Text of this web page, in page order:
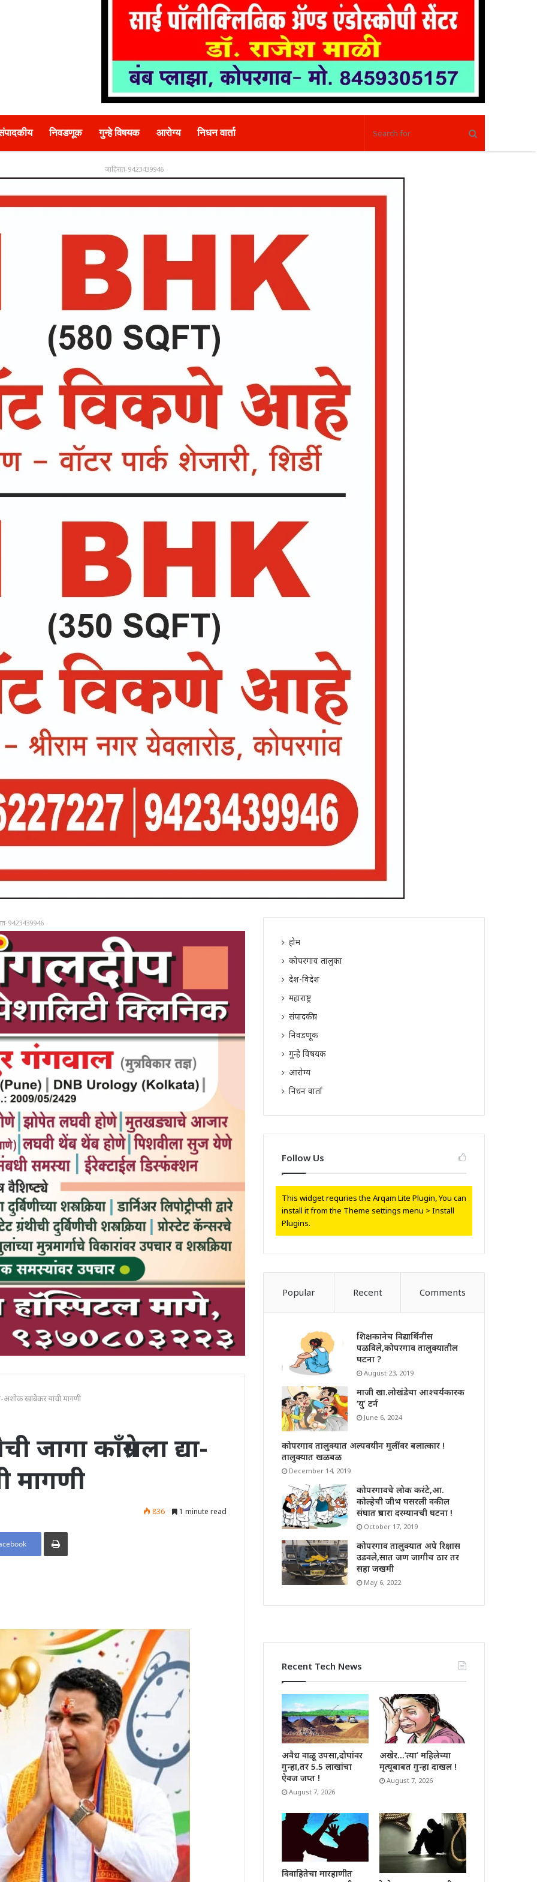
निवडणूक गुन्हे विषयक आरोग्य निधन वार्ता
जाहिरात-9423439946
9423439946
अशोक खांबेकर यांची मागणी
जागा काँग्रेसला द्या-
मागणी
836 1 minute read
Print
होम
कोपरगाव तालुका
देश-विदेश
महाराष्ट्र
संपादकीय
निवडणूक
गुन्हे विषयक
आरोग्य
निधन वार्ता
Follow Us
This widget requries the Arqam Lite Plugin, You can
install it from the Theme settings menu > Install
Plugins.
Popular Recent Comments
शिक्षकानेच विद्यार्थिनीस
पळविले,कोपरगाव तालुक्यातील
घटना ?
August 23, 2019
माजी खा.लोखंडेचा आश्चर्यकारक
‘यु’ टर्न
June 6, 2024
कोपरगाव तालुक्यात अल्पवयीन मुलींवर बलात्कार !
तालुक्यात खळबळ
December 14, 2019
कोपरगावचे लोक करंटे,आ.
कोल्हेची जीभ घसरली वकील
संघात प्रचारा दरम्यानची घटना !
October 17, 2019
कोपरगाव तालुक्यात अपे रिक्षास
उडवले,सात जण जागीच ठार तर
सहा जखमी
May 6, 2022
Recent Tech News
अवैध वाळू उपसा,दोघांवर
गुन्हा,तर 5.5 लाखांचा
ऐवज जप्त !
August 7, 2026
अखेर…’त्या’ महिलेच्या
मृत्यूबाबत गुन्हा दाखल !
August 7, 2026
विवाहितेचा मारहाणीत